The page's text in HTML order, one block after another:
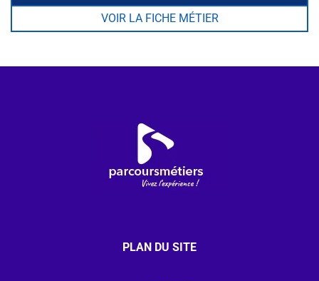
VOIR LA FICHE MÉTIER
PLAN DU SITE